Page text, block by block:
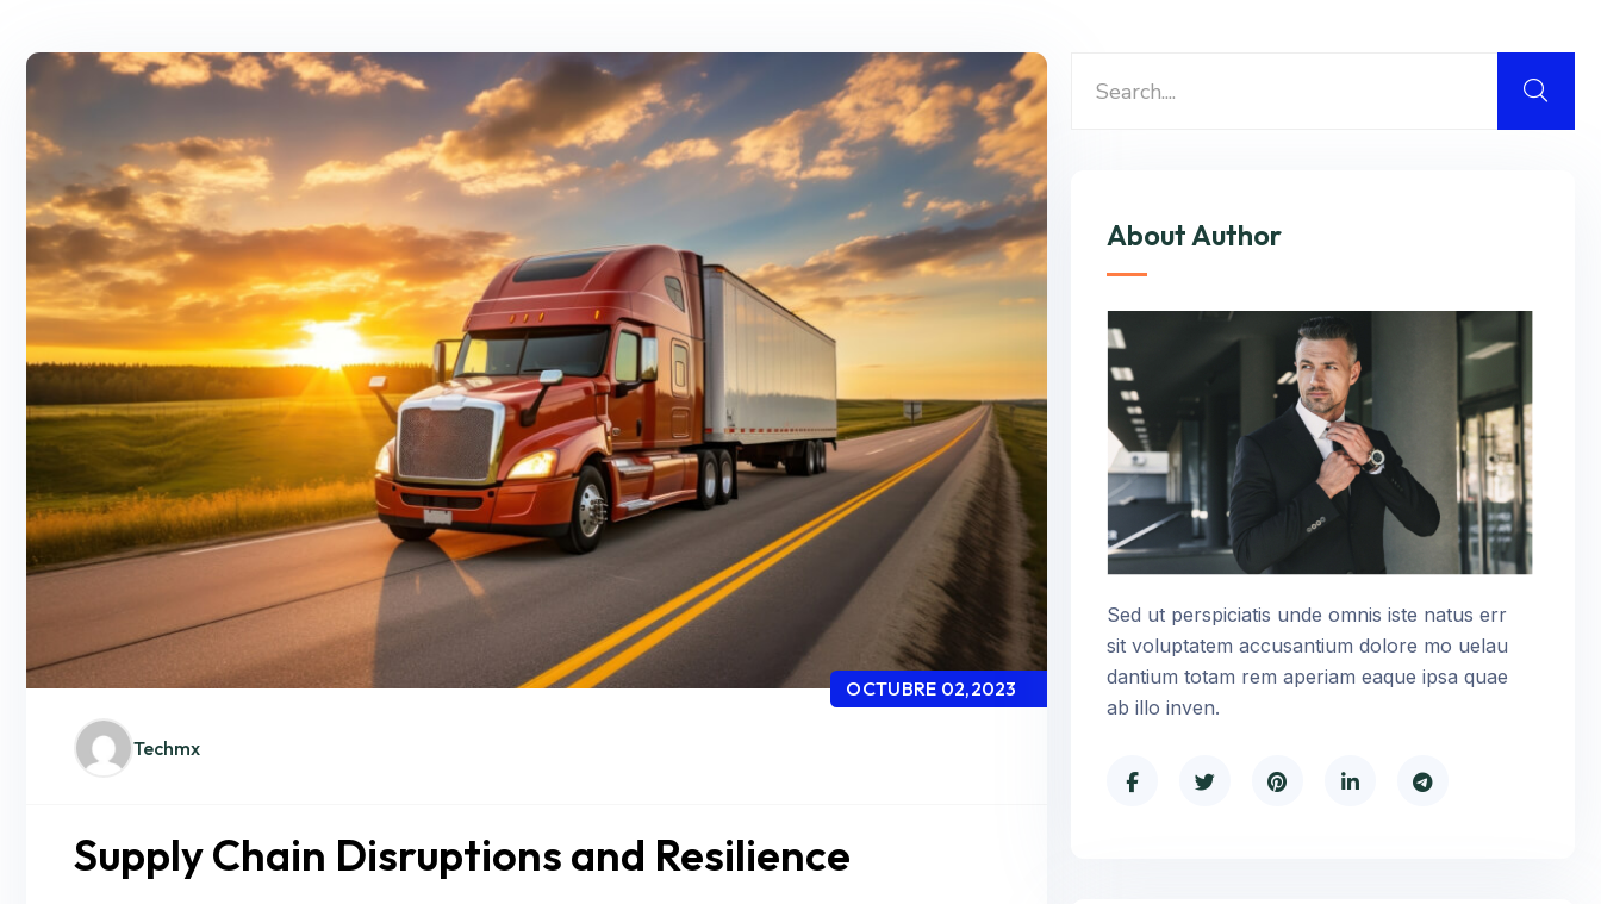
Techmx
OCTUBRE 02,2023
Supply Chain Disruptions and Resilience
About Author
Sed ut perspiciatis unde omnis iste natus err
sit voluptatem accusantium dolore mo uelau
dantium totam rem aperiam eaque ipsa quae
ab illo inven.